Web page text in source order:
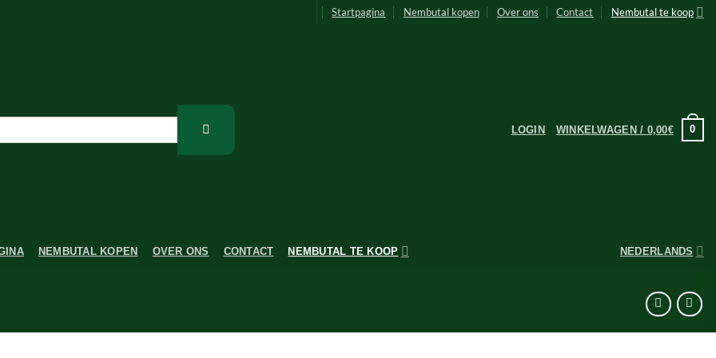
Startpagina Nembutal kopen Over ons Contact Nembutal te koop
LOGIN WINKELWAGEN / 0,00€ 0
NEMBUTAL KOPEN OVER ONS CONTACT NEMBUTAL TE KOOP NEDERLANDS